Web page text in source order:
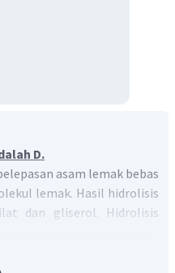
D.
asam lemak bebas
lemak. Hasil hidrolisis
dan gliserol. Hidrolisis